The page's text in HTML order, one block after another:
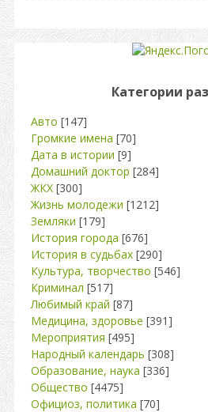
Категории
Авто [147]
Громкие имена [70]
Дата в истории [9]
Домашний доктор [284]
ЖКХ [300]
Жизнь молодежи [1212]
Земляки [179]
История города [676]
История в судьбах [290]
Культура, творчество [546]
Криминал [517]
Любимый край [87]
Медицина, здоровье [391]
Мероприятия [495]
Народный календарь [308]
Образование, наука [336]
Общество [4475]
Официоз, политика [70]